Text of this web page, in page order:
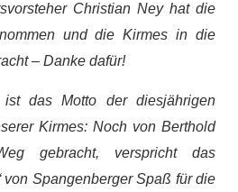
Christian Ney hat die
und die Kirmes in die
– Danke dafür!
das Motto der diesjährigen
Kirmes: Noch von Berthold
gebracht, verspricht das
von Spangenberger Spaß für die